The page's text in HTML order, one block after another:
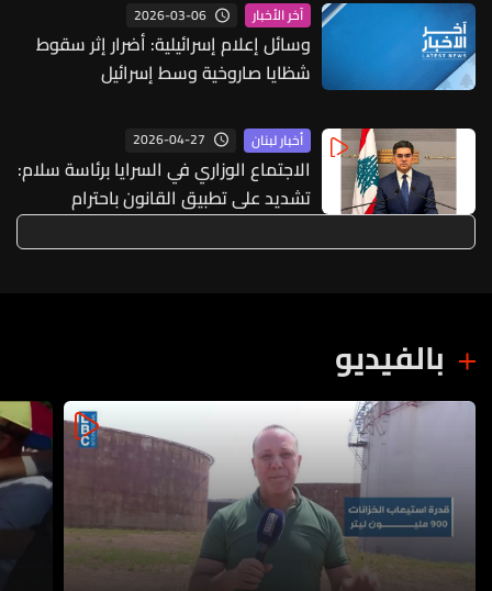
آخر الأخبار 2026-03-06
وسائل إعلام إسرائيلية: أضرار إثر سقوط
شظايا صاروخية وسط إسرائيل
أخبار لبنان 2026-04-27
الاجتماع الوزاري في السرايا برئاسة سلام:
تشديد على تطبيق القانون باحترام
وبالمساواة بين المواطنين من قبل
الأجهزة الأمنية
بالفيديو